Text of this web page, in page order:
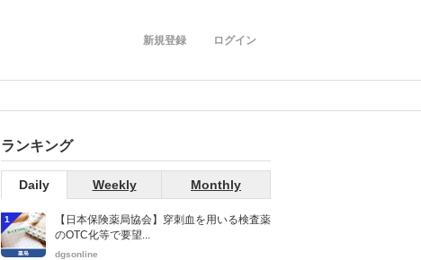
ログイン
新規登録
ランキング
Daily Weekly Monthly
1
【日本保険薬局協会】穿刺血を用いる検査薬
のOTC化等で要望...
dgsonline